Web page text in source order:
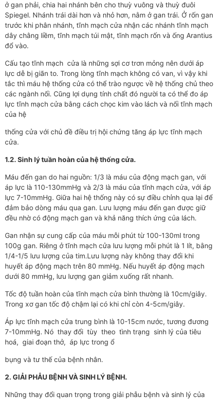
ở gan phải, chia hai nhánh bên cho thuỳ vuông và thuỳ đuôi
Spiegel. Nhánh trái dài hơn và nhỏ hơn, nằm ở gan trái. Ở rốn gan
trước khi phân nhánh, tĩnh mạch cửa nhận các nhánh tĩnh mạch
dây chằng liềm, tĩnh mạch túi mật, tĩnh mạch rốn và ống Arantius
đổ vào.
Cấu tạo tĩnh mạch cửa là những sợi cơ trơn mỏng nên dưới áp
lực dễ bị giãn to. Trong lòng tĩnh mạch không có van, vì vậy khi
tắc thì máu hệ thống cửa có thể trào ngược về hệ thống chủ theo
các ngành nối. Cũng lợi dụng tính chất đó người ta có thể đo áp
lực tĩnh mạch cửa bằng cách chọc kim vào lách và nối tĩnh mạch
của hệ
thống cửa với chủ đề điều trị hội chứng tăng áp lực tĩnh mạch
cửa.
1.2. Sinh lý tuần hoàn của hệ thống cửa.
Máu đến gan do hai nguồn: 1/3 là máu của động mạch gan, với
áp lực là 110-130mmHg và 2/3 là máu của tĩnh mạch cửa, với áp
lực 7-10mmHg. Giữa hai hệ thống này có sự điều chỉnh qua lại để
đảm bảo dòng máu qua gan. Lưu lượng máu đến gan được giữ
đều nhờ có động mạch gan và khả năng thích ứng của lách.
Gan nhận sự cung cấp của máu mỗi phút từ 100-130ml trong
100g gan. Riêng ở tĩnh mạch cửa lưu lượng mỗi phút là 1 lít, bằng
1/4-1/5 lưu lượng của tim.Lưu lượng này không thay đổi khi
huyết áp động mạch trên 80 mmHg. Nếu huyết áp động mạch
dưới 80 mmHg, lưu lượng gan giảm xuống rất nhanh.
Tốc độ tuần hoàn của tĩnh mạch cửa bình thường là 10cm/giây.
Trong xơ gan tốc độ chậm lại có khi chỉ còn 4-5cm/giây.
Áp lực tĩnh mạch cửa trung bình là 10-15cm nước, tương đương
7-10mmHg. Nó thay đổi tùy theo tình trạng sinh lý của tiêu
hoá, giai đoạn thở, áp lực trong ổ
bụng và tư thế của bệnh nhân.
2. GIẢI PHẪU BỆNH VÀ SINH LÝ BỆNH.
Những thay đổi quan trọng trong giải phẫu bệnh và sinh lý của